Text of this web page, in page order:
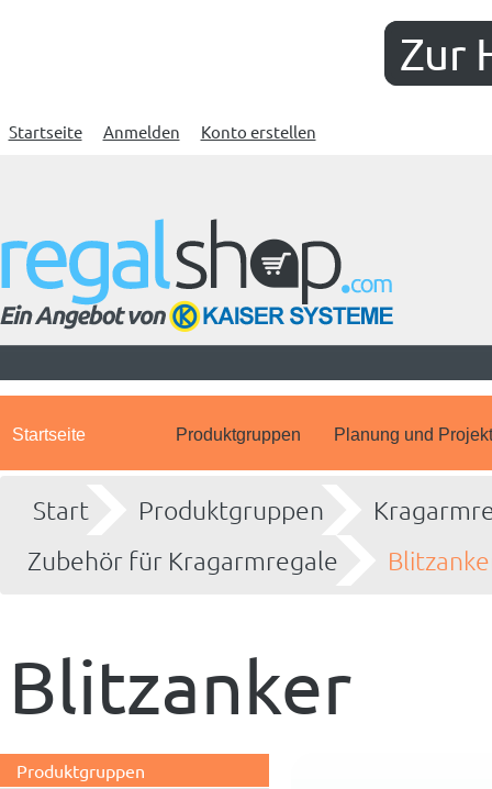
Zur
Startseite Anmelden Konto erstellen
Startseite Produktgruppen Planung und
Start Produktgruppen
Zubehör für Kragarmregale
Blitzanker
Produktgruppen